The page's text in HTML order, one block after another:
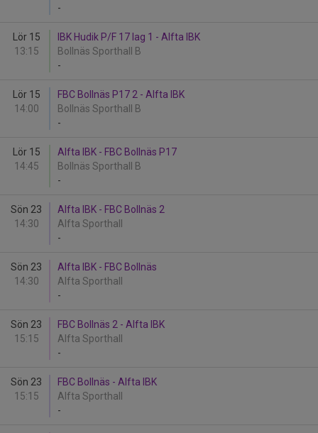
-
Lör 15
13:15
IBK Hudik P/F 17 lag 1 - Alfta IBK
Bollnäs Sporthall B
-
Lör 15
14:00
FBC Bollnäs P17 2 - Alfta IBK
Bollnäs Sporthall B
-
Lör 15
14:45
Alfta IBK - FBC Bollnäs P17
Bollnäs Sporthall B
-
Sön 23
14:30
Alfta IBK - FBC Bollnäs 2
Alfta Sporthall
-
Sön 23
14:30
Alfta IBK - FBC Bollnäs
Alfta Sporthall
-
Sön 23
15:15
FBC Bollnäs 2 - Alfta IBK
Alfta Sporthall
-
Sön 23
15:15
FBC Bollnäs - Alfta IBK
Alfta Sporthall
-